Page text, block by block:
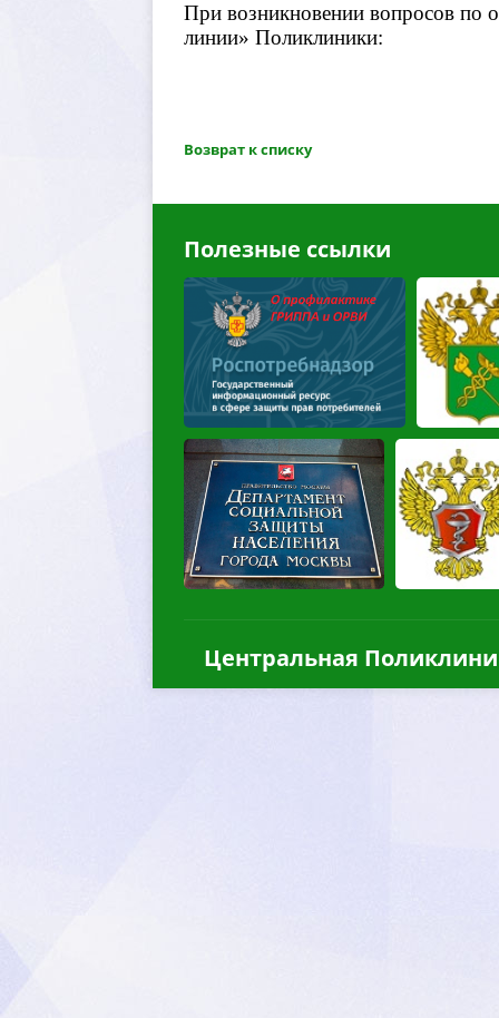
При возникновении вопросов по
линии» Поликлиники:
озврат к списку
Полезные ссылки
Центральная